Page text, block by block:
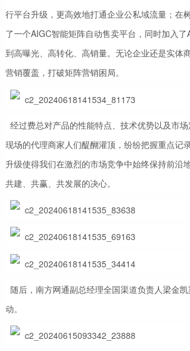
行平台升级，更高效地打通企业公私域流量；在
了一个AIGC智能矩阵自动售卖平台，同时加入
到高曝光、高转化、高销量。无论企业还是实体
营销覆盖，打破矩阵营销困局。
经过费总对产品的性能特点、技术优势以及市场
现场的代理商家人们醍醐灌顶，纷纷把握重点记
升级使得我们在激烈的市场竞争中始终保持前沿
共建、共赢、共发展的决心。
随后，南方网通副总经理全国渠道负责人梁金
动。